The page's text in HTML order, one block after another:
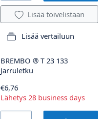
Lisää toivelistaan
Lisää vertailuun
BREMBO ® T 23 133
Jarruletku
€6,76
Lähetys 28 business days